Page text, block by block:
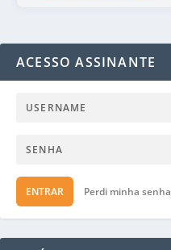
ACESSO ASSINANTE
ENTRAR Perdi minha senha